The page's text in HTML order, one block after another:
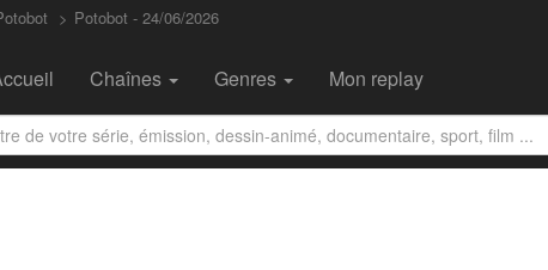
Potobot - 24/06/2026
Chaînes Genres Mon replay